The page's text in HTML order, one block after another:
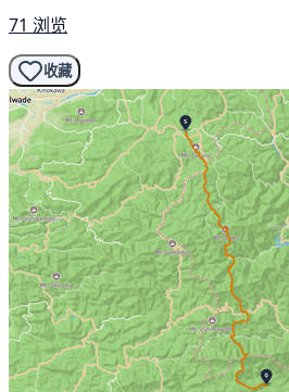
71 浏览
收藏